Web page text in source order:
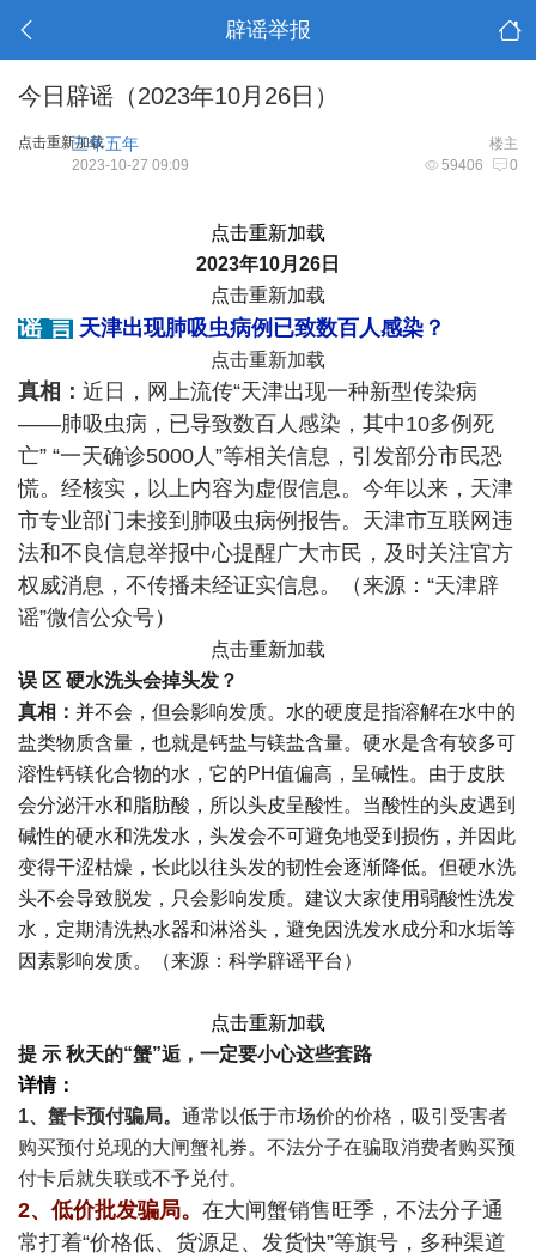
辟谣举报
今日辟谣（2023年10月26日）
点击重新加载 楼主
三年五年
59406 0
2023-10-27 09:09
点击重新加载
2023年10月26日
点击重新加载
谣言 天津出现肺吸虫病例已致数百人感染？
点击重新加载
真相： 近日，网上流传“天津出现一种新型传染病
——肺吸虫病，已导致数百人感染，其中10多例死
亡” “一天确诊5000人”等相关信息，引发部分市民恐
慌。经核实，以上内容为虚假信息。今年以来，天津
市专业部门未接到肺吸虫病例报告。天津市互联网违
法和不良信息举报中心提醒广大市民，及时关注官方
权威消息，不传播未经证实信息。（来源：“天津辟
谣”微信公众号）
点击重新加载
误 区 硬水洗头会掉头发？
真相： 并不会，但会影响发质。水的硬度是指溶解在水中的
盐类物质含量，也就是钙盐与镁盐含量。硬水是含有较多可
溶性钙镁化合物的水，它的PH值偏高，呈碱性。由于皮肤
会分泌汗水和脂肪酸，所以头皮呈酸性。当酸性的头皮遇到
碱性的硬水和洗发水，头发会不可避免地受到损伤，并因此
变得干涩枯燥，长此以往头发的韧性会逐渐降低。但硬水洗
头不会导致脱发，只会影响发质。建议大家使用弱酸性洗发
水，定期清洗热水器和淋浴头，避免因洗发水成分和水垢等
因素影响发质。（来源：科学辟谣平台）
点击重新加载
提 示 秋天的“蟹”逅，一定要小心这些套路
详情：
1、蟹卡预付骗局。 通常以低于市场价的价格，吸引受害者
购买预付兑现的大闸蟹礼券。不法分子在骗取消费者购买预
付卡后就失联或不予兑付。
2、低价批发骗局。 在大闸蟹销售旺季，不法分子通
常打着“价格低、货源足、发货快”等旗号，多种渠道